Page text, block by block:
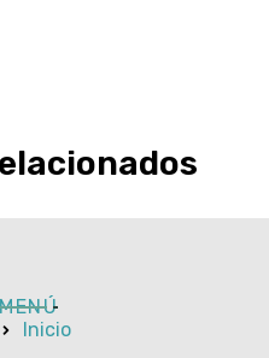
MENÚ
Inicio